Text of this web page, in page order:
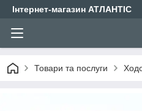
Інтернет-магазин АТЛАНТІС
Товари та послуги